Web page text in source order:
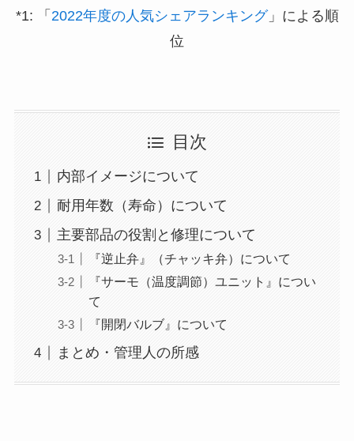
*1: 「 2022年度の人気シェアランキング」による順
位
目次
内部イメージについて
耐用年数（寿命）について
主要部品の役割と修理について
『逆止弁』（チャッキ弁）について
『サーモ（温度調節）ユニット』につい
て
『開閉バルブ』について
まとめ・管理人の所感